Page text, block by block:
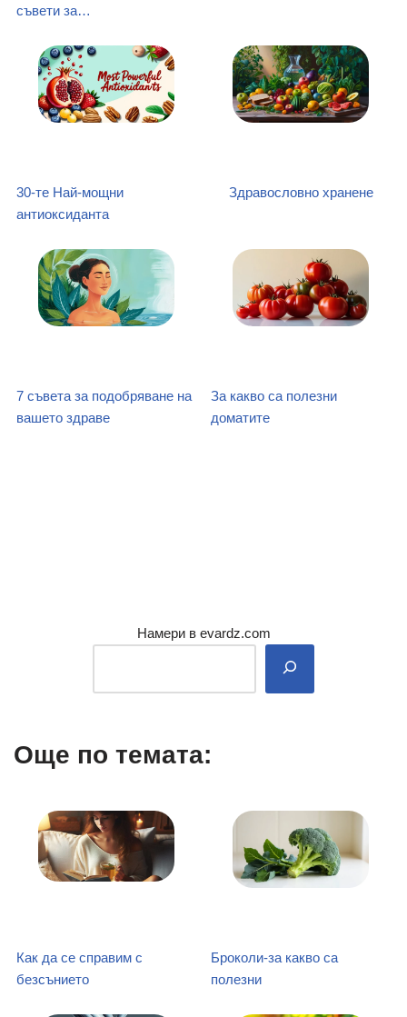
съвети за…
30-те Най-мощни
антиоксиданта
Здравословно хранене
7 съвета за подобряване на
вашето здраве
За какво са полезни
доматите
Намери в evardz.com
Още по темата:
Как да се справим с
безсънието
Броколи-за какво са
полезни